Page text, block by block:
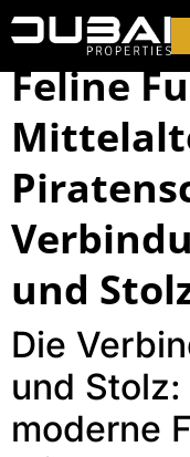
Feline
und
Die
und
moderne